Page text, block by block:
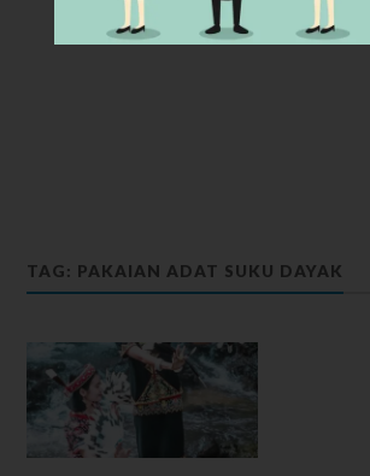
TAG: PAKAIAN ADAT SUKU DAYAK